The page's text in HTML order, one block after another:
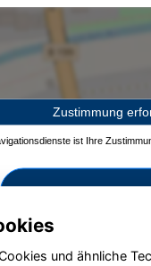
Zustimmung
ist Ihre
Zustimmen und
und ähnliche